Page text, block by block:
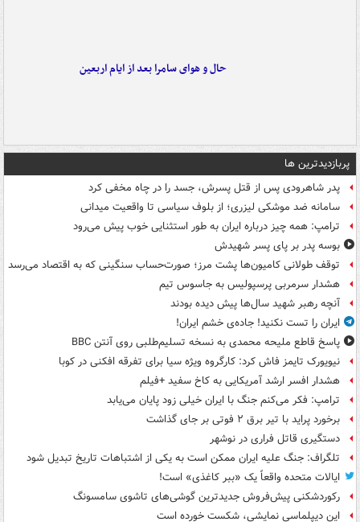
حال و هوای سامرا بعد از ایام اربعین
پربازدیدترین ها
پدر شاهرودی پس از قتل پسرش، جسد را در چاه مخفی کرد
سامانه ضد موشکی لیزری؛ از بلوف سیاسی تا واقعیت میدانی
ترامپ: همه چیز درباره ایران به طور استثنایی خوب پیش می‌رود
بوسه‌ پدر بر پای پسر شهیدش
توقف طولانی کامیون‌ها پشت مرز؛ صورت‌حساب سنگینی که به اقتصاد می‌رسد
هشدار سرمربی پرسپولیس به جاسوس تیم
آنچه رهبر شهید سال‌ها پیش دیده بودند
ایران را تست نکنید! جاده‌ی خشم ایران!
پاسخ قاطع ملیحه محمدی به نسخه تسلیم‌طلبی روی آنتن BBC
نیویورک تایمز فاش کرد: کارگروه ویژه سیا برای تفرقه افکنی در کوبا
هشدار افسر ارشد آمریکایی به کاخ سفید +فیلم
ترامپ: فکر می‌کنم جنگ با ایران خیلی زود پایان می‌یابد
برخورد پراید با تیر برق ۲ فوتی بر جای گذاشت
دستگیری قاتل فراری در نوشهر
تلگراف: جنگ علیه ایران ممکن است به یکی از اشتباهات تاریخ تبدیل شود
ایالات متحده واقعاً یک «ببر کاغذی» است!
رکوردشکنی پیش‌فروش جدیدترین گوشی‌های تاشوی سامسونگ
این دیپلماسی نمایشی، شکست خورده است